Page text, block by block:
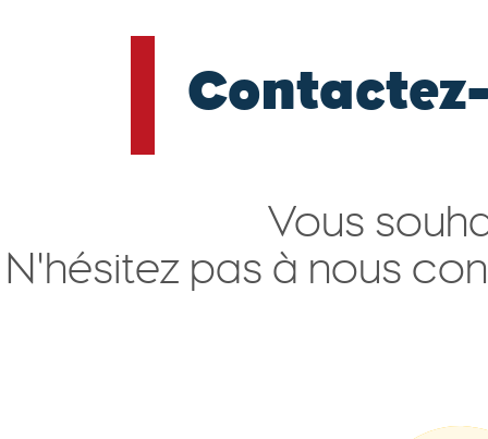
Vous
N'hésitez pas à nous